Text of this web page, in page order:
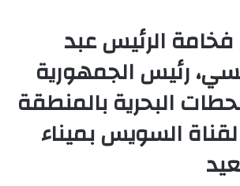
فخامة الرئيس عبد
رئيس الجمهورية
البحرية بالمنطقة
السويس بميناء